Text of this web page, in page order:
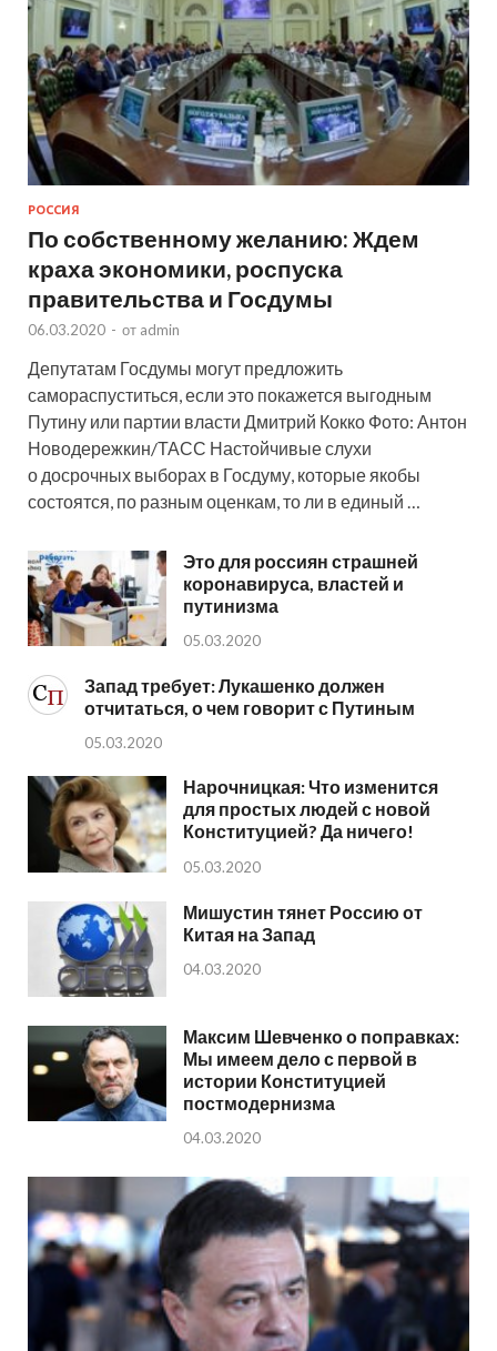
РОССИЯ
По собственному желанию: Ждем
краха экономики, роспуска
правительства и Госдумы
06.03.2020 - от admin
Депутатам Госдумы могут предложить
самораспуститься, если это покажется выгодным
Путину или партии власти Дмитрий Кокко Фото: Антон
Новодережкин/ТАСС Настойчивые слухи
о досрочных выборах в Госдуму, которые якобы
состоятся, по разным оценкам, то ли в единый …
Это для россиян страшней
коронавируса, властей и
путинизма
05.03.2020
Запад требует: Лукашенко должен
отчитаться, о чем говорит с Путиным
05.03.2020
Нарочницкая: Что изменится
для простых людей с новой
Конституцией? Да ничего!
05.03.2020
Мишустин тянет Россию от
Китая на Запад
04.03.2020
Максим Шевченко о поправках:
Мы имеем дело с первой в
истории Конституцией
постмодернизма
04.03.2020